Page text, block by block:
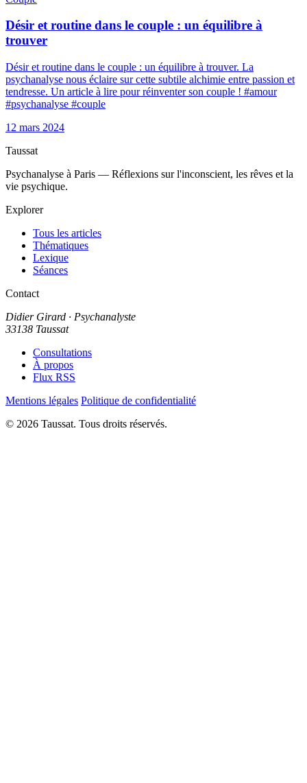
Désir et routine dans le couple : un équilibre à
trouver
Désir et routine dans le couple : un équilibre à trouver. La
psychanalyse nous éclaire sur cette subtile alchimie entre passion et
tendresse. Un article à lire pour réinventer son couple ! #amour
#psychanalyse #couple
12 mars 2024
Taussat
Psychanalyse à Paris — Réflexions sur l'inconscient, les rêves et la
vie psychique.
Explorer
Tous les articles
Thématiques
Lexique
Séances
Contact
Didier Girard · Psychanalyste
33138 Taussat
Consultations
À propos
Flux RSS
Mentions légales Politique de confidentialité
© 2026 Taussat. Tous droits réservés.